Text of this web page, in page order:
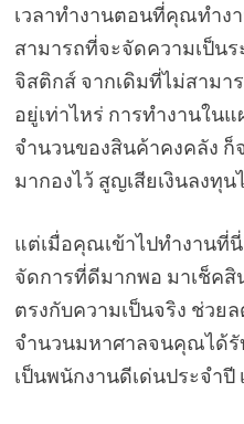
เวลาทำงานตอนที่คุณทำ
สามารถที่จะจัดความเป็นร
จิสติกส์ จากเดิมที่ไม่สามา
อยู่เท่าไหร่ การทำงานใน
จำนวนของสินค้าคงคลัง ก็
มากองไว้ สูญเสียเงินลงทุน
แต่เมื่อคุณเข้าไปทำงานที่
จัดการที่ดีมากพอ มาเช็ค
ตรงกับความเป็นจริง ช่วย
จำนวนมหาศาลจนคุณได้รั
เป็นพนักงานดีเด่นประจำปี